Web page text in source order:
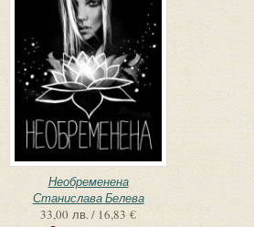
Необременена
Станислава Белева
33,00 лв. / 16,83 €